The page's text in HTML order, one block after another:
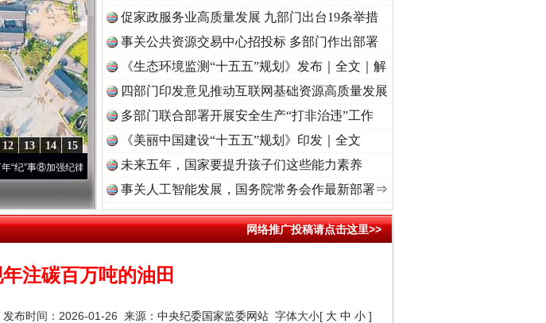
15
14
13
12
纪律..·[视频]牢记初心使命 奋进复兴征程丨“转折之城”激荡..·[视频]牢记初心使命 奋进复兴征程丨红船起航处 潮起..
促家政服务业高质量发展 九部门出台19条举措
事关公共资源交易中心招投标 多部门作出部署
《生态环境监测“十五五”规划》发布｜全文｜解
读
四部门印发意见推动互联网基础资源高质量发展
多部门联合部署开展安全生产“打非治违”工作
《美丽中国建设“十五五”规划》印发｜全文
未来五年，国家要提升孩子们这些能力素养
事关人工智能发展，国务院常务会作最新部署⇒
网络推广投稿请点击这里>>
注碳百万吨的油田
发布时间：2026-01-26 来源： 中央纪委国家监委网站 字体大小[ 大 中 小 ]